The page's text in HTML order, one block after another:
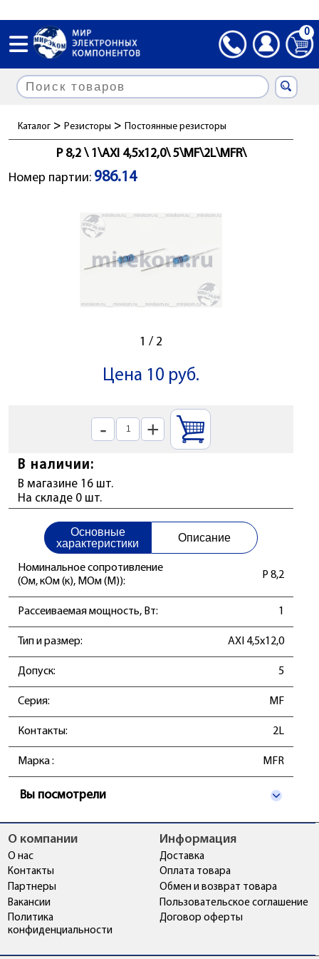
0
Каталог > Резисторы > Постоянные резисторы
Р 8,2 \ 1\AXI 4,5x12,0\ 5\MF\2L\MFR\
Номер партии: 986.14
1 / 2
Цена 10 руб.
- +
В наличии:
В магазине 16 шт.
На складе 0 шт.
Основные
характеристики
Описание
Номинальное сопротивление
(Ом, кОм (к), МОм (М)):
Р 8,2
Рассеиваемая мощность, Вт: 1
Тип и размер: AXI 4,5x12,0
Допуск: 5
Серия: MF
Контакты: 2L
Марка : MFR
Вы посмотрели
О компании
О нас
Контакты
Партнеры
Вакансии
Политика
конфиденциальности
Информация
Доставка
Оплата товара
Обмен и возврат товара
Пользовательское соглашение
Договор оферты